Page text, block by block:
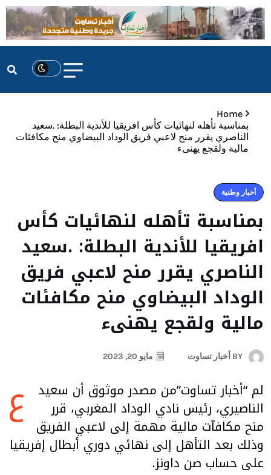
Home
بمناسبة تأهله لنهائيات كأس افريقيا للأندية البطلة: .سعيد
الناصري يقرر منح لاعبي فريق الوداد البيضاوي منح مكافئات
مالية ولقجع يهنىء
أخبار وطنية
بمناسبة تأهله لنهائيات كأس
افريقيا للأندية البطلة: .سعيد
الناصري يقرر منح لاعبي فريق
الوداد البيضاوي منح مكافئات
مالية ولقجع يهنىء
BY أخبار تساوت مايو 20, 2023
ع لم “أخبار تساوت”من مصدر موثوق أن سعيد
الناصيري، رئيس نادي الوداد المغربي، قرر
منح مكافآت مالية مهمة إلى لاعبي الفريق
وذلك بعد التأهل إلى نهائي دوري أبطال إفريقيا
على حساب صن داونز.